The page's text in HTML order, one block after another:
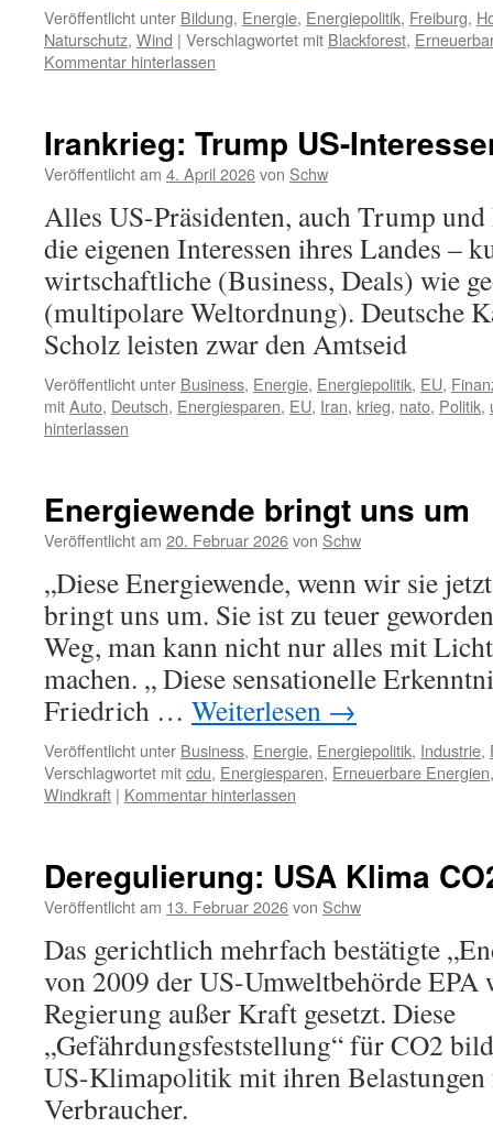
Veröffentlicht unter Bildung, Energie, Energiepolitik, Freiburg,
Naturschutz, Wind | Verschlagwortet mit Blackforest,
Kommentar hinterlassen
Irankrieg: Trump US-
Veröffentlicht am 4. April 2026von Schw
Alles US-Präsidenten, auch Trump
die eigenen Interessen ihres Landes –
wirtschaftliche (Business, Deals) wie
(multipolare Weltordnung). Deutsche
Scholz leisten zwar den Amtseid
Veröffentlicht unter Business, Energie, Energiepolitik, EU,
mitAuto, Deutsch, Energiesparen, EU, Iran, krieg, nato, Politik,
hinterlassen
Energiewende bringt uns um
Veröffentlicht am 20. Februar 2026von Schw
„Diese Energiewende, wenn wir sie
bringt uns um. Sie ist zu teuer
Weg, man kann nicht nur alles mit
machen. „ Diese sensationelle
Friedrich … Weiterlesen →
Veröffentlicht unter Business, Energie, Energiepolitik, Industrie,
Verschlagwortet mitcdu, Energiesparen, Erneuerbare Energien
Windkraft | Kommentar hinterlassen
Deregulierung: USA Klima
Veröffentlicht am 13. Februar 2026von Schw
Das gerichtlich mehrfach bestätigte
von 2009 der US-Umweltbehörde
Regierung außer Kraft gesetzt. Diese
„Gefährdungsfeststellung“ für CO2
US-Klimapolitik mit ihren
Verbraucher.